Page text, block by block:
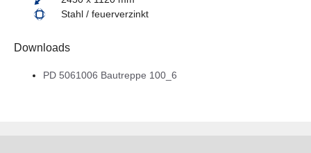
Stahl / feuerverzinkt
Downloads
PD 5061006 Bautreppe 100_6